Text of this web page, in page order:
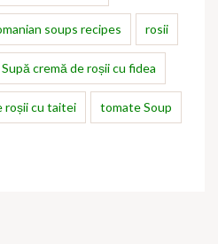
soups recipes rosii
Supă cremă de roșii cu fidea
roșii cu taitei tomate Soup